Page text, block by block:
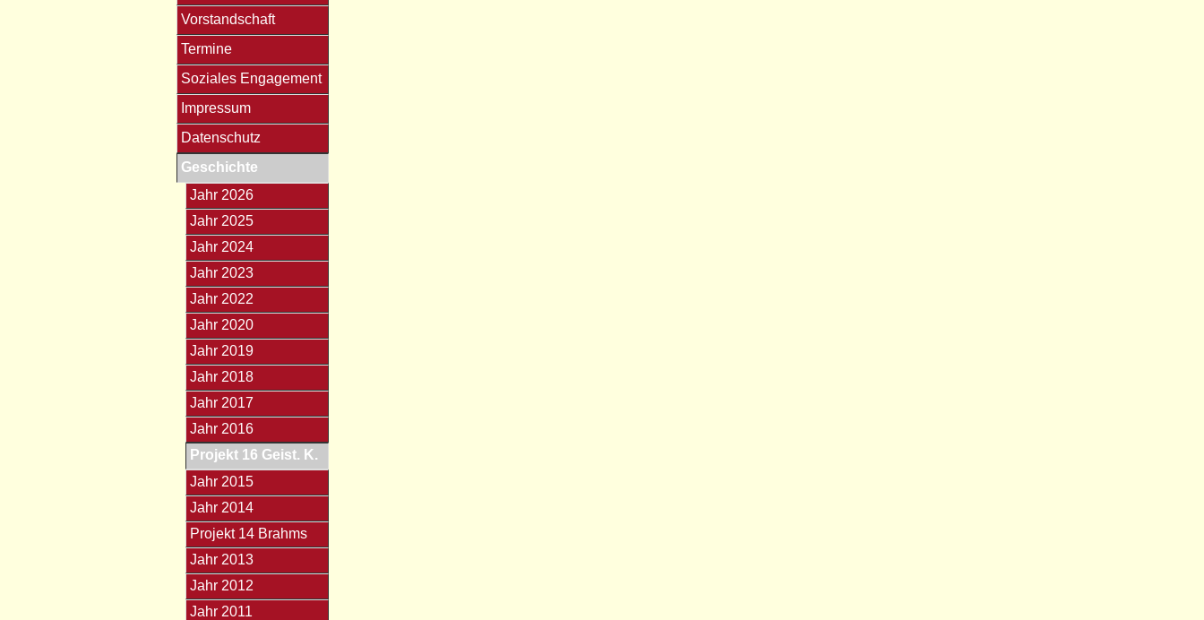
Vorstandschaft
Termine
Soziales Engagement
Impressum
Datenschutz
Geschichte
Jahr 2026
Jahr 2025
Jahr 2024
Jahr 2023
Jahr 2022
Jahr 2020
Jahr 2019
Jahr 2018
Jahr 2017
Jahr 2016
Projekt 16 Geist. K.
Jahr 2015
Jahr 2014
Projekt 14 Brahms
Jahr 2013
Jahr 2012
Jahr 2011